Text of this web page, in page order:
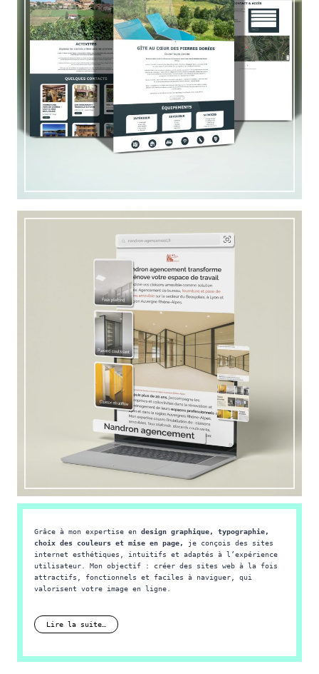
Grâce à mon expertise en je conçois des sites
Grâce à mon expertise en design graphique, typographie,
choix des couleurs et mise en page,
je conçois des sites
internet esthétiques, intuitifs et adaptés à l’expérience
utilisateur. Mon objectif : créer des sites web à la fois
attractifs, fonctionnels et faciles à naviguer, qui
valorisent votre image en ligne.
pour assurer le bon déroulement de votre projet et
garantir un site web performant dans la durée.
Travaux réalisé :
Lire la suite…